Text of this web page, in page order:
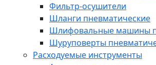
Фильтр-осушители
Шланги пневматические
Шлифовальные машины
Шуруповерты
Расходуемые инструменты